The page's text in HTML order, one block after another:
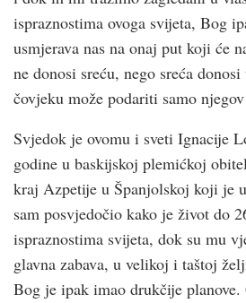
ispraznostima ovoga svijeta, Bog
usmjerava nas na onaj put koji će
ne donosi sreću, nego sreća
čovjeku može podariti samo
Svjedok je ovomu i sveti Ignacije
godine u baskijskoj plemićkoj
kraj Azpetije u Španjolskoj koji je
sam posvjedočio kako je život do
ispraznostima svijeta, dok su mu
glavna zabava, u velikoj i taštoj
Bog je ipak imao drukčije planove.